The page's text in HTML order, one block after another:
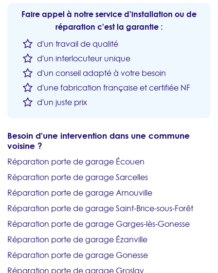
Faire appel à notre service d'installation ou de
réparation c'est la garantie :
d'un travail de qualité
d'un interlocuteur unique
d'un conseil adapté à votre besoin
d'une fabrication française et certifiée NF
d'un juste prix
Besoin d'une intervention dans une commune
voisine ?
Réparation porte de garage Écouen
Réparation porte de garage Sarcelles
Réparation porte de garage Arnouville
Réparation porte de garage Saint-Brice-sous-Forêt
Réparation porte de garage Garges-lès-Gonesse
Réparation porte de garage Ézanville
Réparation porte de garage Gonesse
Réparation porte de garage Groslay